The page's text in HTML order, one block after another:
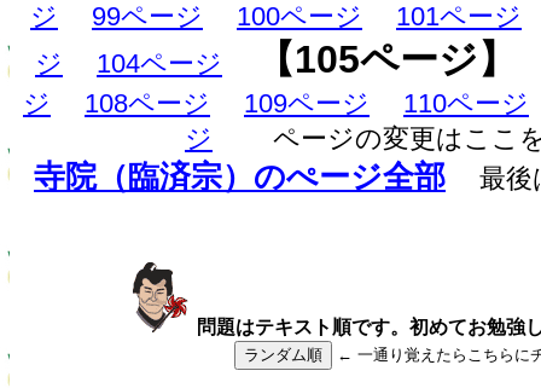
ジ
99ページ 100ページ
101ページ
ジ
104ページ 【105ページ】
ジ 108ページ 109ページ
110ページ
ジ
ページの変更はここ
寺院（臨済宗）のぺージ全部 最後
問題はテキスト順です。初めてお勉強
ランダム順 ← 一通り覚えたらこちらに